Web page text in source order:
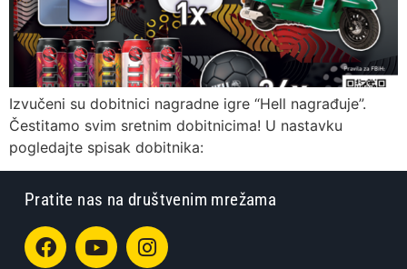
Izvučeni su dobitnici nagradne igre “Hell nagrađuje”.
Čestitamo svim sretnim dobitnicima! U nastavku
pogledajte spisak dobitnika:
Pratite nas na društvenim mrežama